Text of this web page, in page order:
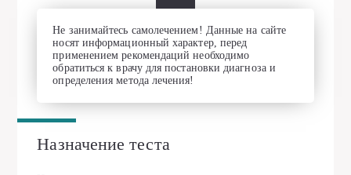
Не занимайтесь самолечением! Данные на сайте
носят информационный характер, перед
применением рекомендаций необходимо
обратиться к врачу для постановки диагноза и
определения метода лечения!
Назначение теста